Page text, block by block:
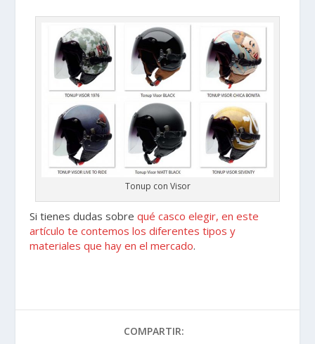
Tonup con Visor
Si tienes dudas sobrequé casco elegir, en este
artículo te contemos los diferentes tipos y
materiales que hay en el mercado.
COMPARTIR: